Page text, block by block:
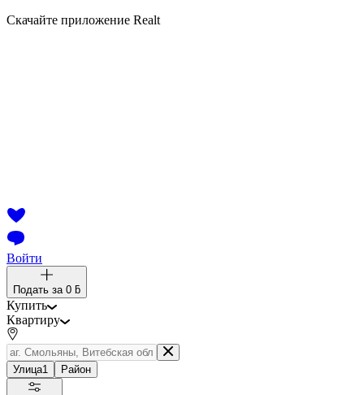
Скачайте приложение Realt
Войти
Подать за 0 ƃ
Купить
Квартиру
Улица1 Район